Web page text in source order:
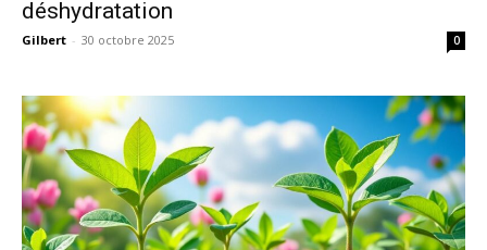
déshydratation
Gilbert - 30 octobre 2025 0